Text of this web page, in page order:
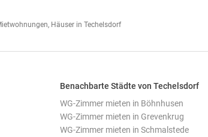
Häuser in Techelsdorf
Benachbarte Städte von Techelsdorf
WG-Zimmer mieten in Böhnhusen
WG-Zimmer mieten in Grevenkrug
WG-Zimmer mieten in Schmalstede